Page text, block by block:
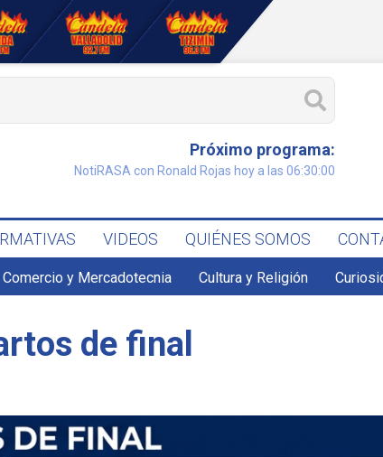
Próximo programa:
NotiRASA con Ronald Rojas hoy a las 06:30:00
VIDEOS QUIÉNES SOMOS
Comercio y Mercadotecnia Cultura y Religión
de final